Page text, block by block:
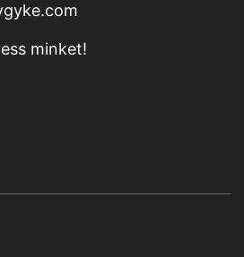
minket!